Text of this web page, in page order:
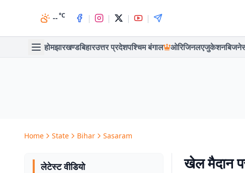
--°C | | | |
होमझारखण्डबिहारउत्तर प्रदेशपश्चिम बंगाल ओरिजिनलएजुकेशन
Home State Bihar Sasaram
लेटेस्ट वीडियो
खेल मैदान